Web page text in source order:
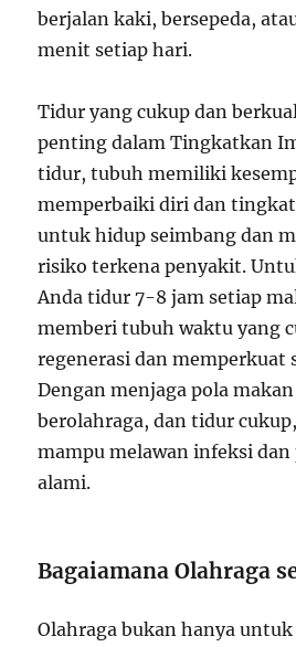
berjalan kaki, bersepeda,
menit setiap hari.
Tidur yang cukup dan
penting dalam Tingkatkan
tidur, tubuh memiliki
memperbaiki diri dan
untuk hidup seimbang dan
risiko terkena penyakit.
Anda tidur 7-8 jam setiap
memberi tubuh waktu yang
regenerasi dan memperkuat
Dengan menjaga pola
berolahraga, dan tidur
mampu melawan infeksi dan
alami.
Bagaiamana Olahraga
Olahraga bukan hanya